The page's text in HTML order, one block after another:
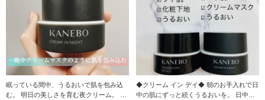
眠っている間中、うるおいで肌を包み込
む。 明日の美しさを育む夜クリーム。 カ
◆クリーム イン デイ◆ 朝のお手入れで日
中の肌にずっと続くうるおいを。 日中ず